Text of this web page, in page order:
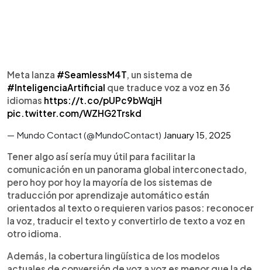
Meta lanza #SeamlessM4T , un sistema de
#InteligenciaArtificial que traduce voz a voz en 36
idiomas https://t.co/pUPc9bWqjH
pic.twitter.com/WZHG2Trskd
— Mundo Contact (@MundoContact) January 15, 2025
Tener algo así sería muy útil para facilitar la
comunicación en un panorama global interconectado,
pero hoy por hoy la mayoría de los sistemas de
traducción por aprendizaje automático están
orientados al texto o requieren varios pasos: reconocer
la voz, traducir el texto y convertirlo de texto a voz en
otro idioma.
Además, la cobertura lingüística de los modelos